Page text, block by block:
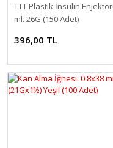
TTT Plastik İnsülin
ml. 26G (150 Adet)
396,00 TL